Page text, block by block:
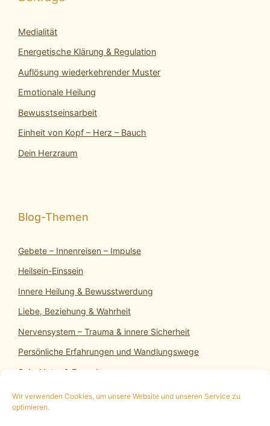
Wir verwenden Cookies, um unsere Website und unseren Service zu
optimieren.
Medialität
Energetische Klärung & Regulation
Auflösung wiederkehrender Muster
Emotionale Heilung
Bewusstseinsarbeit
Einheit von Kopf – Herz – Bauch
Dein Herzraum
Gebete – Innenreisen – Impulse
Heilsein-Einssein
Innere Heilung & Bewusstwerdung
Liebe, Beziehung & Wahrheit
Nervensystem – Trauma & innere Sicherheit
Persönliche Erfahrungen und Wandlungswege
SeinsNatur & Erwachen